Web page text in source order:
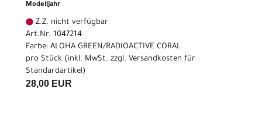
Modelljahr
Z.Z. nicht verfügbar
Art.Nr. 1047214
Farbe: ALOHA GREEN/RADIOACTIVE CORAL
pro Stück (inkl. MwSt. zzgl. Versandkosten für
Standardartikel)
28,00 EUR